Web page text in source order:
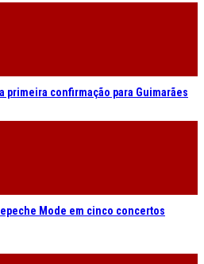
primeira confirmação para Guimarães
Mode em cinco concertos